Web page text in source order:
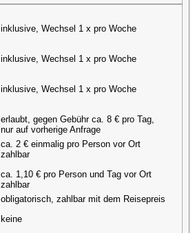
inklusive, Wechsel 1 x pro Woche
inklusive, Wechsel 1 x pro Woche
inklusive, Wechsel 1 x pro Woche
erlaubt, gegen Gebühr ca. 8 € pro Tag,
nur auf vorherige Anfrage
ca. 2 € einmalig pro Person vor Ort
zahlbar
ca. 1,10 € pro Person und Tag vor Ort
zahlbar
obligatorisch, zahlbar mit dem Reisepreis
keine